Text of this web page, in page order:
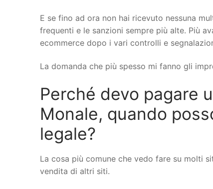
E se fino ad ora non hai ricevuto nessuna
frequenti e le sanzioni sempre più alte. Più
ecommerce dopo i vari controlli e
La domanda che più spesso mi fanno gli
Perché devo pagare
Monale, quando
legale?
La cosa più comune che vedo fare su molti
vendita di altri siti.